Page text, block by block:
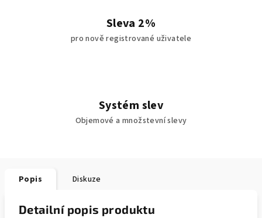
Sleva 2%
pro nově registrované uživatele
Systém slev
Objemové a množstevní slevy
Popis Diskuze
Detailní popis produktu